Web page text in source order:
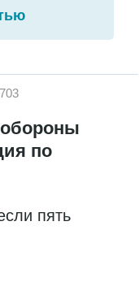
по
пять